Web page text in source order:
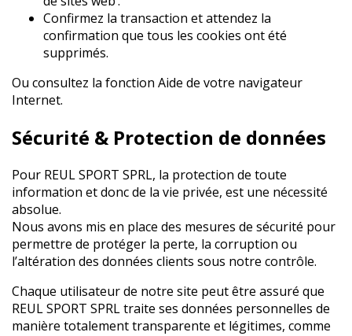
Confirmez la transaction et attendez la
confirmation que tous les cookies ont été
supprimés.
Ou consultez la fonction Aide de votre navigateur
Internet.
Sécurité & Protection de données
Pour REUL SPORT SPRL, la protection de toute
information et donc de la vie privée, est une nécessité
absolue.
Nous avons mis en place des mesures de sécurité pour
permettre de protéger la perte, la corruption ou
l’altération des données clients sous notre contrôle.
Chaque utilisateur de notre site peut être assuré que
REUL SPORT SPRL traite ses données personnelles de
manière totalement transparente et légitimes, comme